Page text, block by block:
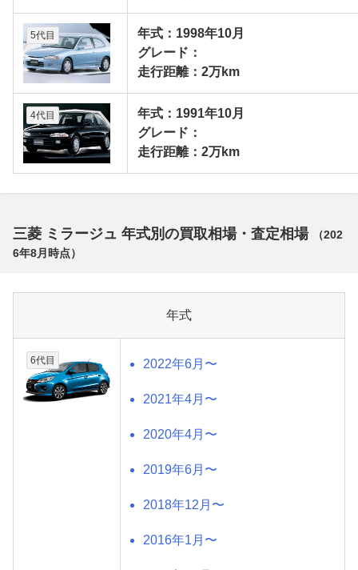
5代目
年式：1998年10月
グレード：
走行距離：2万km
4代目
年式：1991年10月
グレード：
走行距離：2万km
三菱 ミラージュ 年式別の買取相場・査定相場 （202
6年8月 時点）
年式
6代目 2022年6月〜
2021年4月〜
2020年4月〜
2019年6月〜
2018年12月〜
2016年1月〜